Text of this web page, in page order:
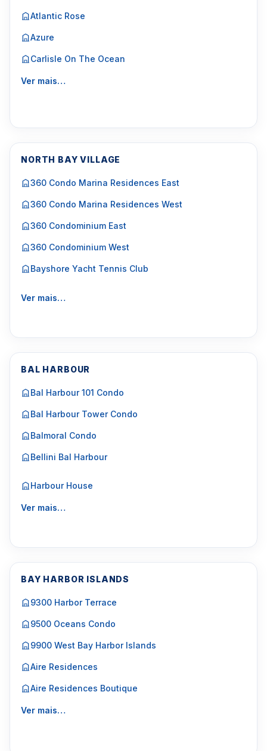
Atlantic Rose
Azure
Carlisle On The Ocean
Ver mais…
NORTH BAY VILLAGE
360 Condo Marina Residences East
360 Condo Marina Residences West
360 Condominium East
360 Condominium West
Bayshore Yacht Tennis Club
Ver mais…
BAL HARBOUR
Bal Harbour 101 Condo
Bal Harbour Tower Condo
Balmoral Condo
Bellini Bal Harbour
Harbour House
Ver mais…
BAY HARBOR ISLANDS
9300 Harbor Terrace
9500 Oceans Condo
9900 West Bay Harbor Islands
Aire Residences
Aire Residences Boutique
Ver mais…